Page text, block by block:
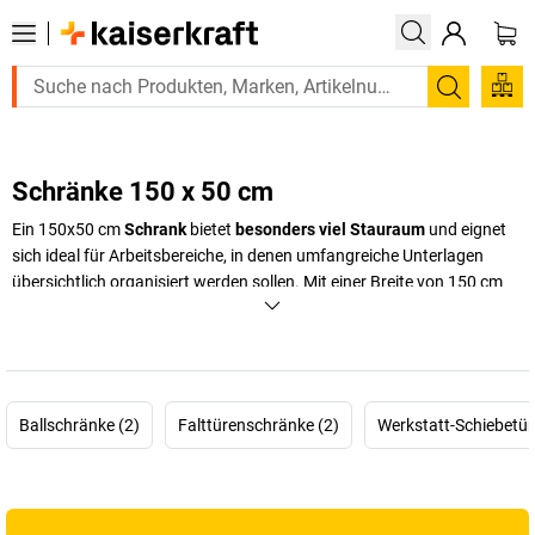
Suchen
Schränke 150 x 50 cm
Ein 150x50 cmSchrank bietet besonders viel Stauraum und eignet
sich ideal für Arbeitsbereiche, in denen umfangreiche Unterlagen
übersichtlich organisiert werden sollen. Mit einer Breite von 150 cm
großzügige Ablageflächen
Ballschränke (2) Falttürenschränke (2) Werkstatt-